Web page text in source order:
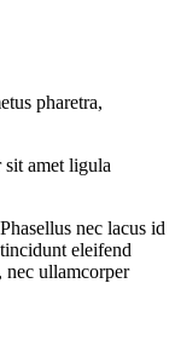
pharetra,
sit amet ligula
nec lacus id
eleifend
nec ullamcorper